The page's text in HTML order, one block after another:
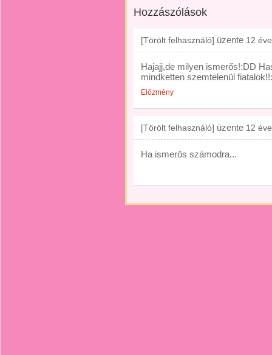
Hozzászólások
[Törölt felhasználó] üzente 12 éve
Hajajj,de milyen ismerős!:DD
mindketten szemtelenül
Előzmény
[Törölt felhasználó] üzente 12 éve
Ha ismerős számodra...